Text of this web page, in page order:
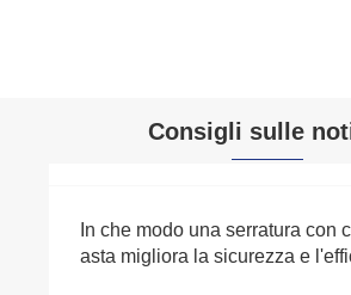
Consigli sulle
In che modo una serratura con
asta migliora la sicurezza e